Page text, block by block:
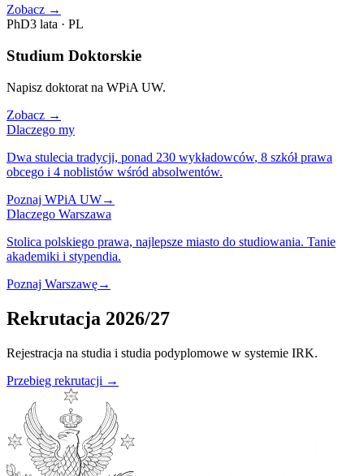
Zobacz →
PhD3 lata · PL
Studium Doktorskie
Napisz doktorat na WPiA UW.
Zobacz →
Dlaczego my
Dwa stulecia tradycji, ponad 230 wykładowców, 8 szkół prawa
obcego i 4 noblistów wśród absolwentów.
Poznaj WPiA UW→
Dlaczego Warszawa
Stolica polskiego prawa, najlepsze miasto do studiowania. Tanie
akademiki i stypendia.
Poznaj Warszawę→
Rekrutacja 2026/27
Rejestracja na studia i studia podyplomowe w systemie IRK.
Przebieg rekrutacji →